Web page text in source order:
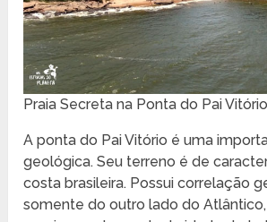
Praia Secreta na Ponta do Pai
A ponta do Pai Vitório é uma
geológica. Seu terreno é de
costa brasileira. Possui correlação
somente do outro lado do Atlântico,